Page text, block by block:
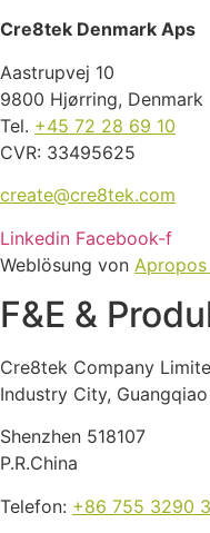
Cre8tek Denmark Aps
Aastrupvej 10
9800 Hjørring, Denmark
Tel. +45 72 28 69 10
CVR: 33495625
create@cre8tek.com
Linkedin Facebook-f
Weblösung von Apropos
F&E &
Cre8tek Company
Industry City,
Shenzhen 518107
P.R.China
Telefon: +86 755 3290